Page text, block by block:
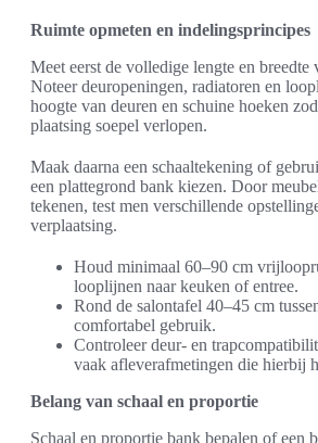
Ruimte opmeten en indelingsprincipes
Meet eerst de volledige lengte en breedte
Noteer deuropeningen, radiatoren en
hoogte van deuren en schuine hoeken
plaatsing soepel verlopen.
Maak daarna een schaaltekening of
een plattegrond bank kiezen. Door
tekenen, test men verschillende
verplaatsing.
Houd minimaal 60–90 cm
looplijnen naar keuken of entree.
Rond de salontafel 40–45 cm
comfortabel gebruik.
Controleer deur- en
vaak afleverafmetingen die hierbij
Belang van schaal en proportie
Schaal en proportie bank bepalen of een